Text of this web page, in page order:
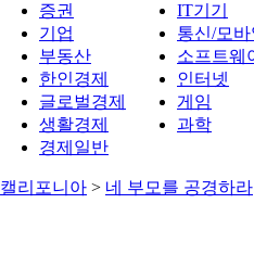
증권
기업
부동산
한인경제
글로벌경제
생활경제
경제일반
IT기기
통신/모
소프트웨
인터넷
게임
과학
캘리포니아 > 네 부모를 공경하라